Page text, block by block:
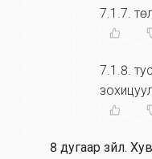
7.1.7.
7.1.8.
8 дугаар зүйл.